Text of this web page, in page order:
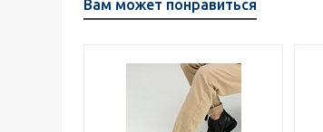
Вам может понравиться